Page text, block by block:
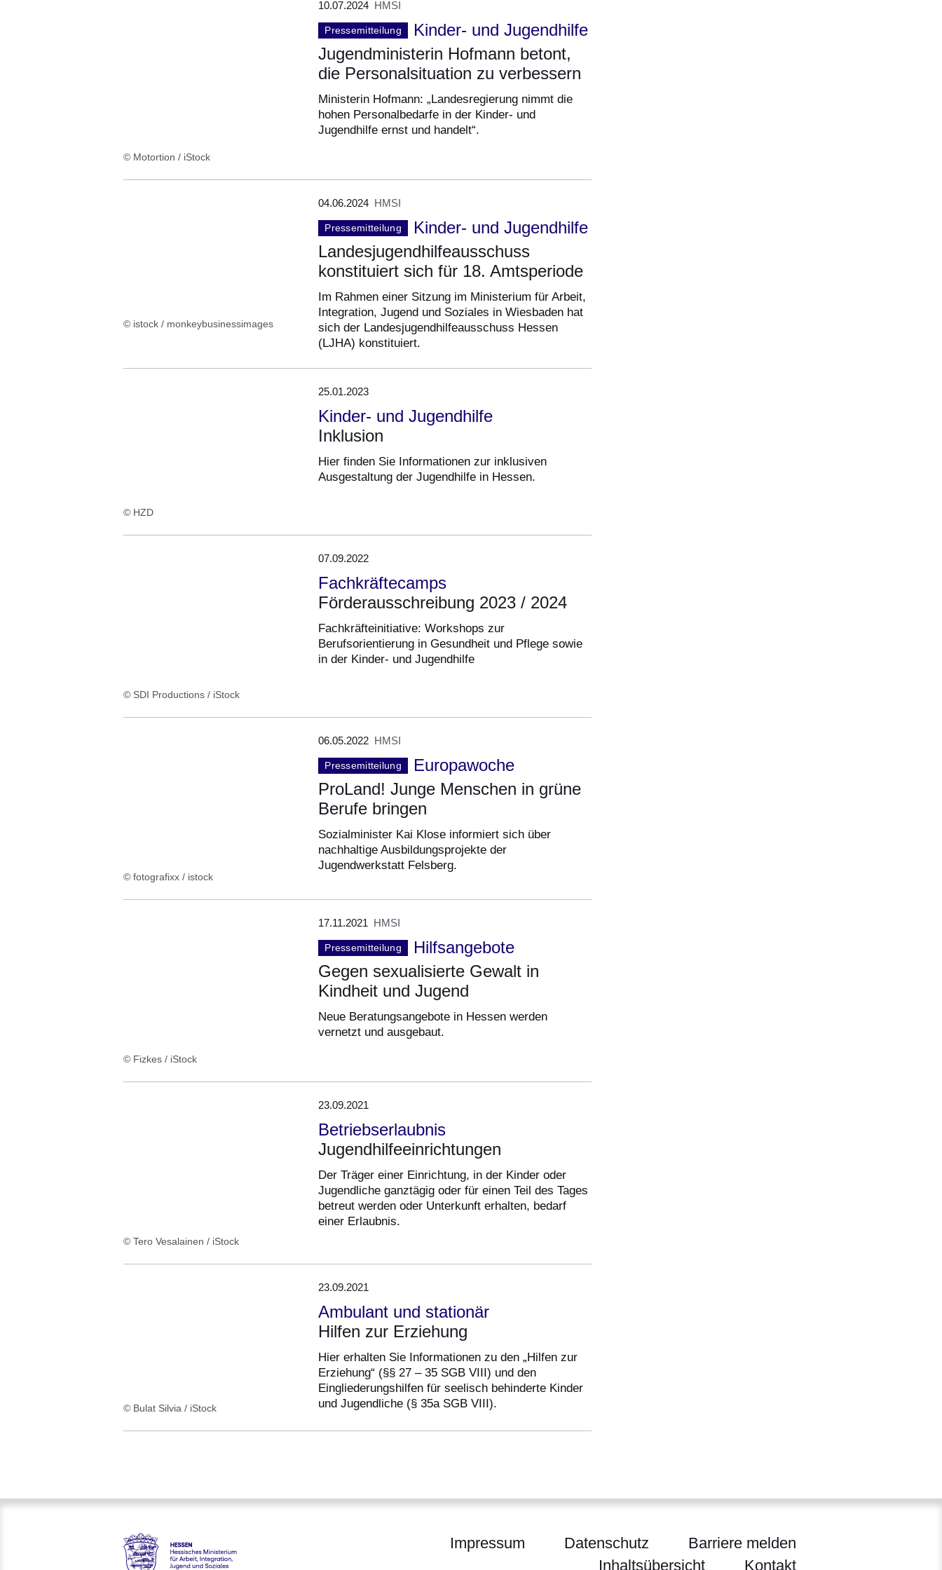
© Motortion / iStock
10.07.2024 HMSI
Pressemitteilung
Kinder- und Jugendhilfe
Jugendministerin Hofmann betont,
die Personalsituation zu verbessern
Ministerin Hofmann: „Landesregierung nimmt die
hohen Personalbedarfe in der Kinder- und
Jugendhilfe ernst und handelt“.
© istock / monkeybusinessimages
04.06.2024 HMSI
Pressemitteilung
Kinder- und Jugendhilfe
Landesjugendhilfeausschuss
konstituiert sich für 18. Amtsperiode
Im Rahmen einer Sitzung im Ministerium für Arbeit,
Integration, Jugend und Soziales in Wiesbaden hat
sich der Landesjugendhilfeausschuss Hessen
(LJHA) konstituiert.
© HZD
25.01.2023
Kinder- und Jugendhilfe
Inklusion
Hier finden Sie Informationen zur inklusiven
Ausgestaltung der Jugendhilfe in Hessen.
© SDI Productions / iStock
07.09.2022
Fachkräftecamps
Förderausschreibung 2023 / 2024
Fachkräfteinitiative: Workshops zur
Berufsorientierung in Gesundheit und Pflege sowie
in der Kinder- und Jugendhilfe
© fotografixx / istock
06.05.2022 HMSI
Pressemitteilung
Europawoche
ProLand! Junge Menschen in grüne
Berufe bringen
Sozialminister Kai Klose informiert sich über
nachhaltige Ausbildungsprojekte der
Jugendwerkstatt Felsberg.
© Fizkes / iStock
17.11.2021 HMSI
Pressemitteilung
Hilfsangebote
Gegen sexualisierte Gewalt in
Kindheit und Jugend
Neue Beratungsangebote in Hessen werden
vernetzt und ausgebaut.
© Tero Vesalainen / iStock
23.09.2021
Betriebserlaubnis
Jugendhilfeeinrichtungen
Der Träger einer Einrichtung, in der Kinder oder
Jugendliche ganztägig oder für einen Teil des Tages
betreut werden oder Unterkunft erhalten, bedarf
einer Erlaubnis.
© Bulat Silvia / iStock
23.09.2021
Ambulant und stationär
Hilfen zur Erziehung
Hier erhalten Sie Informationen zu den „Hilfen zur
Erziehung“ (§§ 27 – 35 SGB VIII) und den
Eingliederungshilfen für seelisch behinderte Kinder
und Jugendliche (§ 35a SGB VIII).
Impressum Datenschutz
Barriere melden
Inhaltsübersicht
Kontakt